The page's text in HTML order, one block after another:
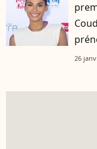
26